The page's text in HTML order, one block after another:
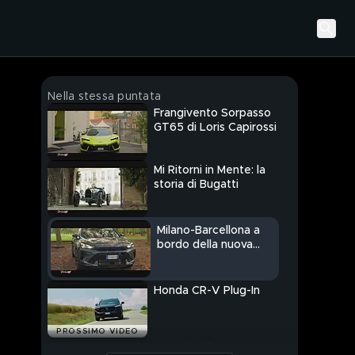
Nella stessa puntata
Frangivento Sorpasso
GT65 di Loris Capirossi
Mi Ritorni in Mente: la
storia di Bugatti
Milano-Barcellona a
bordo della nuova
PROSSIMO VIDEO
Honda CR-V Plug-In